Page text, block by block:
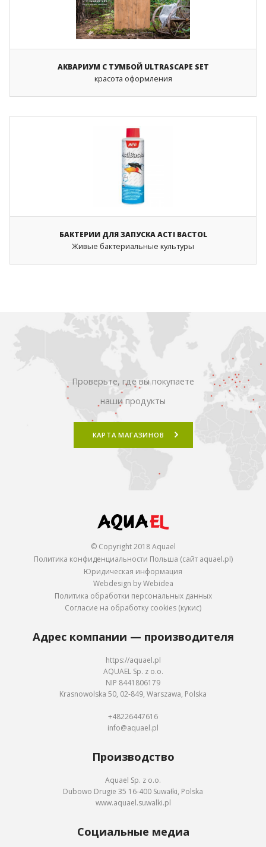
АКВАРИУМ С ТУМБОЙ ULTRASCAPE SET
красота оформления
БАКТЕРИИ ДЛЯ ЗАПУСКА ACTI BACTOL
Живые бактериальные культуры
Проверьте, где вы покупаете
наши продукты
КАРТА МАГАЗИНОВ
© Copyright 2018 Aquael
Политика конфиденциальности Польша (сайт aquael.pl)
Юридическая информация
Webdesign by Webidea
Политика обработки персональных данных
Согласие на обработку cookies (кукис)
Адрес компании — производителя
https://aquael.pl
AQUAEL Sp. z o.o.
NIP 8441806179
Krasnowolska 50, 02-849, Warszawa, Polska
+48226447616
info@aquael.pl
Производство
Aquael Sp. z o.o.
Dubowo Drugie 35 16-400 Suwałki, Polska
www.aquael.suwalki.pl
Социальные медиа